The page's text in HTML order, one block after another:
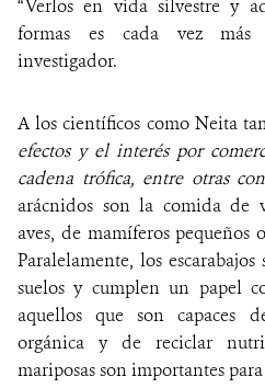
“Verlos en vida silvestre y
formas es cada vez más
investigador.
A los científicos como Neita
efectos y el interés por
cadena trófica, entre otras
arácnidos son la comida de
aves, de mamíferos pequeños
Paralelamente, los
suelos y cumplen un papel
aquellos que son capaces
orgánica y de reciclar
mariposas son importantes